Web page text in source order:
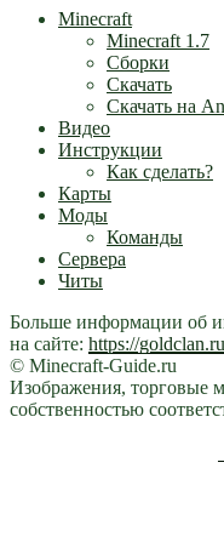
Minecraft
Minecraft 1.7
Сборки
Скачать
Скачать на
Видео
Инструкции
Как сделать?
Карты
Моды
Команды
Сервера
Читы
Больше информации об
на сайте: https://
© Minecraft-Guide.ru
Изображения, торговые
собственностью